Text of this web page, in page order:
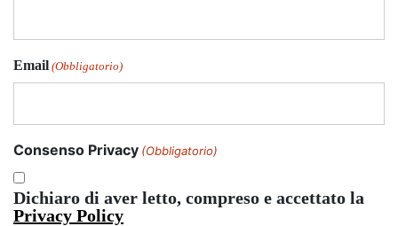
Email (Obbligatorio)
Consenso Privacy (Obbligatorio)
Dichiaro di aver letto, compreso e accettato la
Privacy Policy